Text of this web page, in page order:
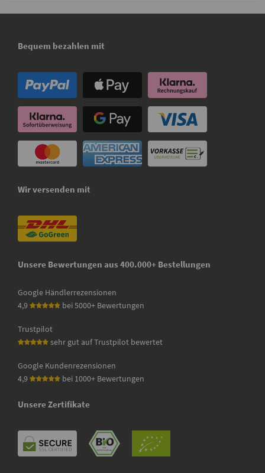
Bequem bezahlen mit
Wir versenden mit
Unsere Bewertungen aus 400.000+ Bestellungen
Google Händlerrezensionen
4,9
bei 5000+ Bewertungen
Trustpilot
sehr gut auf Trustpilot bewertet
Google Kundenrezensionen
4,9
bei 1000+ Bewertungen
Unsere Zertifikate